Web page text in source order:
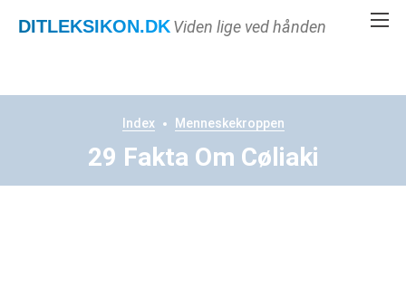
DITLEKSIKON.DKViden lige ved hånden
Index Menneskekroppen
29 Fakta Om Cøliaki